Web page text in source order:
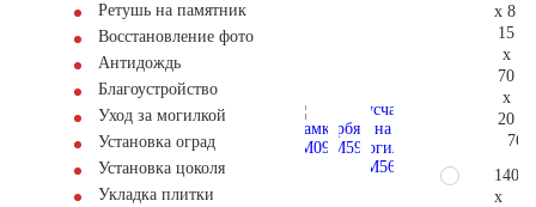
Ретушь на памятник
Восстановление фото
Антидождь
Благоустройство
Уход за могилкой
Установка оград
Установка цоколя
Укладка плитки
x 8
15
x
70
x
20
140
x